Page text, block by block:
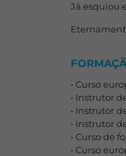
Já esquiou
• Curso
• Instrutor
• Instrutor
• Instrutor
• Curso de
• Curso